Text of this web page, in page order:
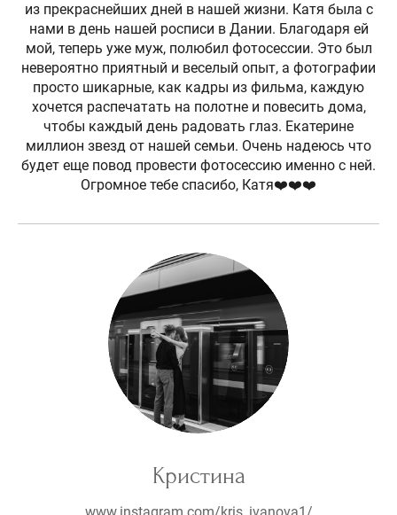
из прекраснейших дней в нашей жизни. Катя была с
нами в день нашей росписи в Дании. Благодаря ей
мой, теперь уже муж, полюбил фотосессии. Это был
невероятно приятный и веселый опыт, а фотографии
просто шикарные, как кадры из фильма, каждую
хочется распечатать на полотне и повесить дома,
чтобы каждый день радовать глаз. Екатерине
миллион звезд от нашей семьи. Очень надеюсь что
будет еще повод провести фотосессию именно с ней.
Огромное тебе спасибо, Катя❤️❤️❤️
Кристина